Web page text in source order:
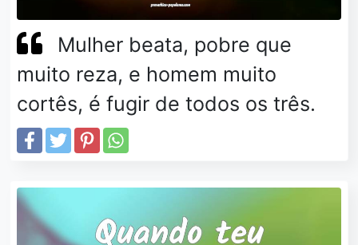
Mulher beata, pobre que
muito reza, e homem muito
cortês, é fugir de todos os três.